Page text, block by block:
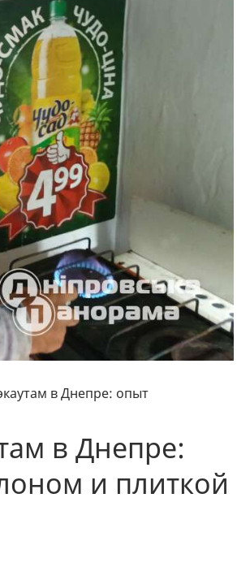
в Днепре: опыт
в Днепре:
и плиткой